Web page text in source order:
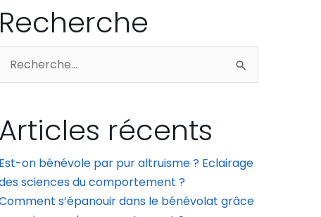
Recherche
Rechercher :
Articles récents
Est-on bénévole par pur altruisme ? Eclairage
sciences du comportement ?
s’épanouir dans le bénévolat grâce